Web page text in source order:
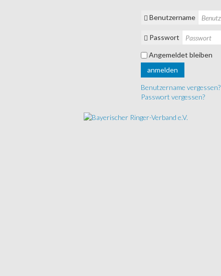
Benutzername
Passwort
Angemeldet bleiben
anmelden
Benutzername vergessen?
Passwort vergessen?